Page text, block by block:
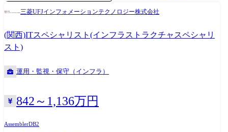
よび最適化 ●AI関連ツールの開発および最適化 ●SoC性能を最大限に引き
適なデータパスの設計および最適化 ●他部門と連携した仕様検討、シス
テム全体の最適化と問題解決 ※専門性や適性、会社ニーズなどを踏ま
え、会社が定める業務への配置転換を命じる場合があります。 【開発ツ
ウェア開発のためのクロスコンパイル環境 AI開発のための量子化、コン
三菱UFJインフォメーションテクノロジー株式会社
(関西)ITスペシャリスト(インフラストラクチャスペシャリ
スト)
運用・監視・保守（インフラ）
842～1,136万円
AssemblerDB2